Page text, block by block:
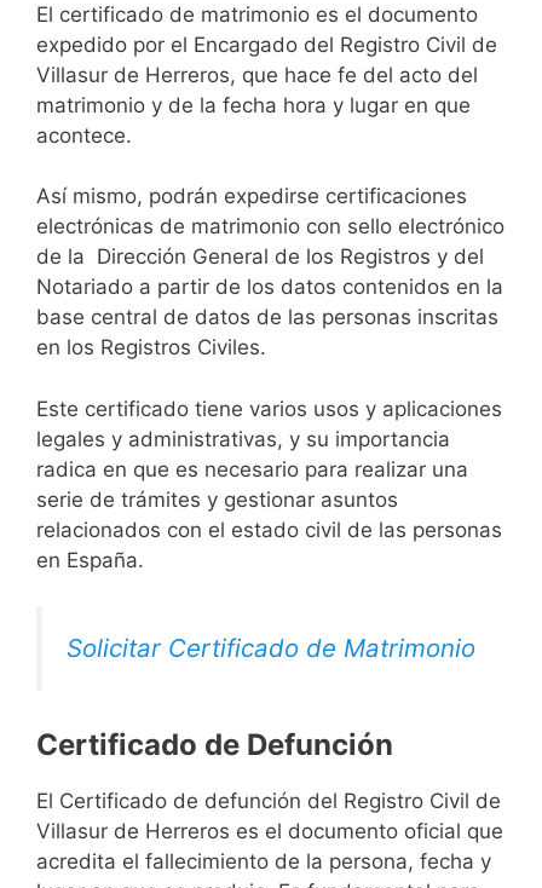
El certificado de matrimonio es el documento
expedido por el Encargado del Registro Civil de
Villasur de Herreros, que hace fe del acto del
matrimonio y de la fecha hora y lugar en que
acontece.
Así mismo, podrán expedirse certificaciones
electrónicas de matrimonio con sello electrónico
de la Dirección General de los Registros y del
Notariado a partir de los datos contenidos en la
base central de datos de las personas inscritas
en los Registros Civiles.
Este certificado tiene varios usos y aplicaciones
legales y administrativas, y su importancia
radica en que es necesario para realizar una
serie de trámites y gestionar asuntos
relacionados con el estado civil de las personas
en España.
Solicitar Certificado de Matrimonio
Certificado de Defunción
El Certificado de defunción del Registro Civil de
Villasur de Herreros es el documento oficial que
acredita el fallecimiento de la persona, fecha y